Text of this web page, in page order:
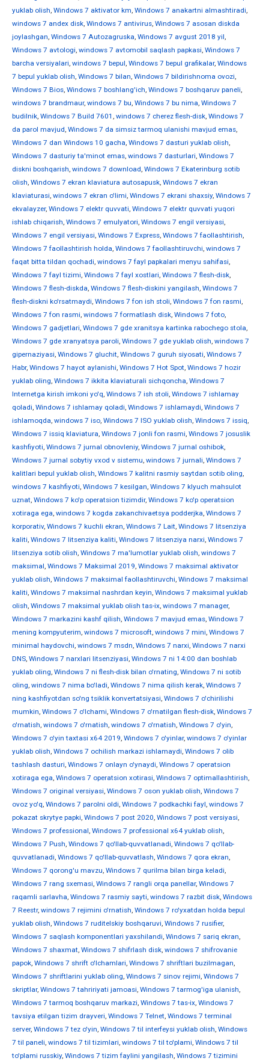
yuklab olish, Windows 7 aktivator km, Windows 7 anakartni almashtiradi,
windows 7 andex disk, Windows 7 antivirus, Windows 7 asosan diskda
joylashgan, Windows 7 Autozagruska, Windows 7 avgust 2018 yil,
Windows 7 avtologi, windows 7 avtomobil saqlash papkasi, Windows 7
barcha versiyalari, windows 7 bepul, Windows 7 bepul grafikalar, Windows
7 bepul yuklab olish, Windows 7 bilan, Windows 7 bildirishnoma ovozi,
Windows 7 Bios, Windows 7 boshlang'ich, Windows 7 boshqaruv paneli,
windows 7 brandmaur, windows 7 bu, Windows 7 bu nima, Windows 7
budilnik, Windows 7 Build 7601 , windows 7 cherez flesh-disk, Windows 7
da parol mavjud, Windows 7 da simsiz tarmoq ulanishi mavjud emas,
Windows 7 dan Windows 10 gacha, Windows 7 dasturi yuklab olish,
Windows 7 dasturiy ta'minot emas, windows 7 dasturlari, Windows 7
diskni boshqarish, windows 7 download, Windows 7 Ekaterinburg sotib
olish, Windows 7 ekran klaviatura autosapusk, Windows 7 ekran
klaviaturasi, windows 7 ekran o'limi, Windows 7 ekrani shaxsiy, Windows 7
ekvalayzer, Windows 7 elektr quvvati, Windows 7 elektr quvvati yuqori
ishlab chiqarish, Windows 7 emulyatori, Windows 7 engil versiyasi,
Windows 7 engil versiyasi, Windows 7 Express, Windows 7 faollashtirish,
Windows 7 faollashtirish holda, Windows 7 faollashtiruvchi, windows 7
faqat bitta tildan qochadi, windows 7 fayl papkalari menyu sahifasi,
Windows 7 fayl tizimi, Windows 7 fayl xostlari, Windows 7 flesh-disk,
Windows 7 flesh-diskda, Windows 7 flesh-diskini yangilash, Windows 7
flesh-diskni ko'rsatmaydi, Windows 7 fon ish stoli, Windows 7 fon rasmi,
Windows 7 fon rasmi, windows 7 formatlash disk, Windows 7 foto,
Windows 7 gadjetlari, Windows 7 gde xranitsya kartinka rabochego stola,
Windows 7 gde xranyatsya paroli, Windows 7 gde yuklab olish, windows 7
gipernaziyasi, Windows 7 gluchit, Windows 7 guruh siyosati, Windows 7
Habr, Windows 7 hayot aylanishi, Windows 7 Hot Spot, Windows 7 hozir
yuklab oling, Windows 7 ikkita klaviaturali sichqoncha, Windows 7
Internetga kirish imkoni yo'q, Windows 7 ish stoli, Windows 7 ishlamay
qoladi, Windows 7 ishlamay qoladi, Windows 7 ishlamaydi, Windows 7
ishlamoqda, windows 7 iso, Windows 7 ISO yuklab olish, Windows 7 issiq,
Windows 7 issiq klaviatura, Windows 7 jonli fon rasmi, Windows 7 josuslik
kashfiyoti, Windows 7 jurnal obnovleniy, Windows 7 jurnal oshibok,
Windows 7 jurnal sobytiy vxod v sistemu, windows 7 jurnali, Windows 7
kalitlari bepul yuklab olish, Windows 7 kalitni rasmiy saytdan sotib oling,
windows 7 kashfiyoti, Windows 7 kesilgan, Windows 7 klyuch mahsulot
uznat, Windows 7 ko'p operatsion tizimdir, Windows 7 ko'p operatsion
xotiraga ega, windows 7 kogda zakanchivaetsya podderjka, Windows 7
korporativ, Windows 7 kuchli ekran, Windows 7 Lait, Windows 7 litsenziya
kaliti, Windows 7 litsenziya kaliti, Windows 7 litsenziya narxi, Windows 7
litsenziya sotib olish, Windows 7 ma'lumotlar yuklab olish, windows 7
maksimal, Windows 7 Maksimal 2019, Windows 7 maksimal aktivator
yuklab olish, Windows 7 maksimal faollashtiruvchi, Windows 7 maksimal
kaliti, Windows 7 maksimal nashrdan keyin, Windows 7 maksimal yuklab
olish, Windows 7 maksimal yuklab olish tas-ix, windows 7 manager,
Windows 7 markazini kashf qilish, Windows 7 mavjud emas, Windows 7
mening kompyuterim, windows 7 microsoft, windows 7 mini, Windows 7
minimal haydovchi, windows 7 msdn, Windows 7 narxi, Windows 7 narxi
DNS, Windows 7 narxlari litsenziyasi, Windows 7 ni 14:00 dan boshlab
yuklab oling, Windows 7 ni flesh-disk bilan o'rnating, Windows 7 ni sotib
oling, windows 7 nima bo'ladi, Windows 7 nima qilish kerak, Windows 7
ning kashfiyotdan so'ng tsiklik konvertatsiyasi, Windows 7 o'chirilishi
mumkin, Windows 7 o'lchami, Windows 7 o'rnatilgan flesh-disk, Windows 7
o'rnatish, windows 7 o'rnatish, windows 7 o'rnatish, Windows 7 o'yin,
Windows 7 o'yin taxtasi x64 2019, Windows 7 o'yinlar, windows 7 o'yinlar
yuklab olish, Windows 7 ochilish markazi ishlamaydi, Windows 7 olib
tashlash dasturi, Windows 7 onlayn o'ynaydi, Windows 7 operatsion
xotiraga ega, Windows 7 operatsion xotirasi, Windows 7 optimallashtirish,
Windows 7 original versiyasi, Windows 7 oson yuklab olish, Windows 7
ovoz yo'q, Windows 7 parolni oldi, Windows 7 podkachki fayl, windows 7
pokazat skrytye papki, Windows 7 post 2020, Windows 7 post versiyasi,
Windows 7 professional, Windows 7 professional x64 yuklab olish,
Windows 7 Push, Windows 7 qo'llab-quvvatlanadi, Windows 7 qo'llab-
quvvatlanadi, Windows 7 qo'llab-quvvatlash, Windows 7 qora ekran,
Windows 7 qorong'u mavzu, Windows 7 qurilma bilan birga keladi,
Windows 7 rang sxemasi, Windows 7 rangli orqa panellar, Windows 7
raqamli sarlavha, Windows 7 rasmiy sayti, windows 7 razbit disk, Windows
7 Reestr, windows 7 rejimini o'rnatish, Windows 7 ro'yxatdan holda bepul
yuklab olish, Windows 7 ruditelskiy boshqaruvi, Windows 7 rusifier,
Windows 7 saqlash komponentlari yaxshilandi, Windows 7 sariq ekran,
Windows 7 shaxmat, Windows 7 shifrlash disk, windows 7 shifrovanie
papok, Windows 7 shrift o'lchamlari, Windows 7 shriftlari buzilmagan,
Windows 7 shriftlarini yuklab oling, Windows 7 sinov rejimi, Windows 7
skriptlar, Windows 7 tahririyati jamoasi, Windows 7 tarmog'iga ulanish,
Windows 7 tarmoq boshqaruv markazi, Windows 7 tas-ix, Windows 7
tavsiya etilgan tizim drayveri, Windows 7 Telnet, Windows 7 terminal
server, Windows 7 tez o'yin, Windows 7 til interfeysi yuklab olish, Windows
7 til paneli, windows 7 til tizimlari, windows 7 til to'plami, Windows 7 til
to'plami russkiy, Windows 7 tizim faylini yangilash, Windows 7 tizimini